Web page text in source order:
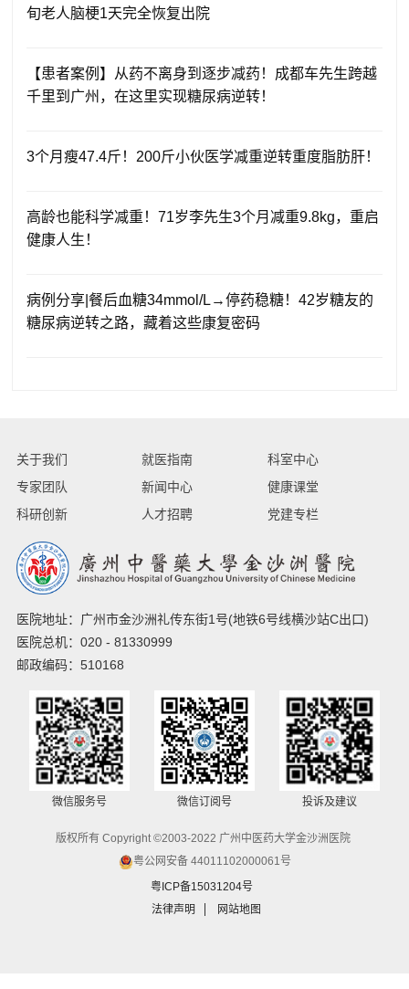
旬老人脑梗1天完全恢复出院
【患者案例】从药不离身到逐步减药！成都车先生跨越
千里到广州，在这里实现糖尿病逆转！
3个月瘦47.4斤！200斤小伙医学减重逆转重度脂肪肝！
高龄也能科学减重！71岁李先生3个月减重9.8kg，重启
健康人生！
病例分享|餐后血糖34mmol/L→停药稳糖！42岁糖友的
糖尿病逆转之路，藏着这些康复密码
关于我们 就医指南
科室中心
专家团队
新闻中心
健康课堂
科研创新
人才招聘 党建专栏
医院地址：广州市金沙洲礼传东街1号(地铁6号线横沙站C出口)
医院总机：020 - 81330999
邮政编码：510168
微信服务号 微信订阅号 投诉及建议
版权所有 Copyright ©2003-2022 广州中医药大学金沙洲医院
粤公网安备 44011102000061号
粤ICP备15031204号
法律声明
网站地图